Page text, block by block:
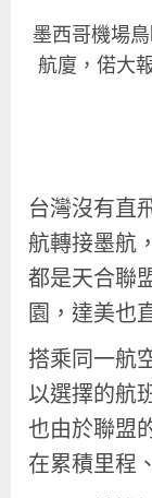
墨西哥機場
航廈，偌大
台灣沒有直
航轉接墨航
都是天合聯
園，達美也
搭乘同一航
以選擇的航
也由於聯盟
在累積里程